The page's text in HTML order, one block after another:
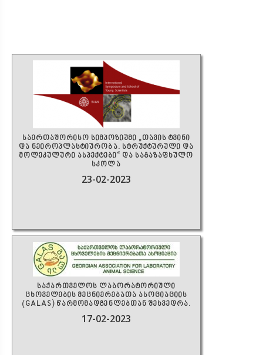
საერთაშორისო სიმპოზიუმი „თავის ტვინი
და ნეიროპლასტიურობა. სტრუქტურული და
მოლეკულური ასპექტები“ და საგაზაფხულო
სკოლა
23-02-2023
საქართველოს ლაბორატორიული
ცხოველების მეცნიერებათა ასოციაციის
(GALAS) წარმომადგენლებთან შეხვედრა.
17-02-2023